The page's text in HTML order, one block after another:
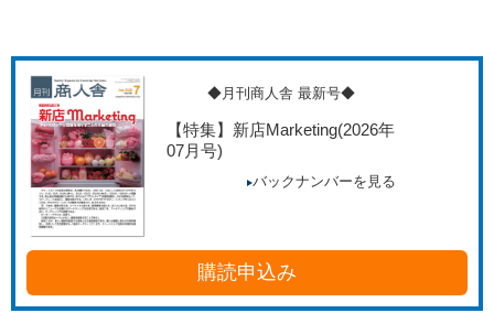
◆月刊商人舎 最新号◆
【特集】新店Marketing(2026年
07月号)
バックナンバーを見る
購読申込み